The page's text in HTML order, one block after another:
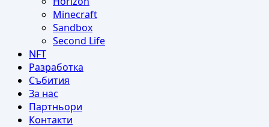
Minecraft
Sandbox
Second Life
NFT
Разработка
Събития
За нас
Партньори
Контакти